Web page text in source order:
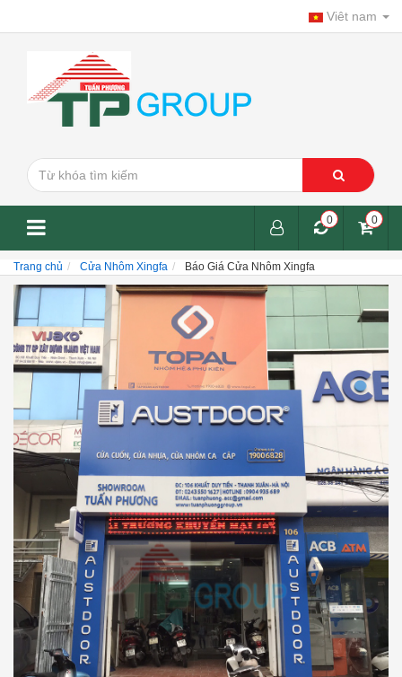
Viêt nam
0
0
Trang chủ Cửa Nhôm Xingfa Báo Giá Cửa Nhôm Xingfa